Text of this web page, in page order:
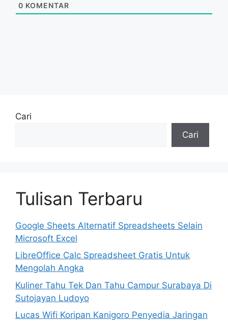
0 KOMENTAR
Cari
Cari
Tulisan Terbaru
Google Sheets Alternatif Spreadsheets Selain
Microsoft Excel
LibreOffice Calc Spreadsheet Gratis Untuk
Mengolah Angka
Kuliner Tahu Tek Dan Tahu Campur Surabaya Di
Sutojayan Ludoyo
Lucas Wifi Koripan Kanigoro Penyedia Jaringan